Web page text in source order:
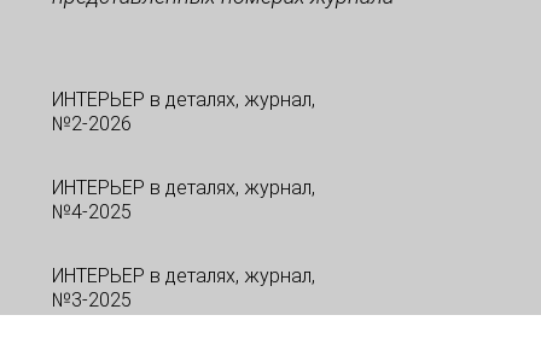
ИНТЕРЬЕР в деталях, журнал,
№2-2026
ИНТЕРЬЕР в деталях, журнал,
№4-2025
ИНТЕРЬЕР в деталях, журнал,
№3-2025